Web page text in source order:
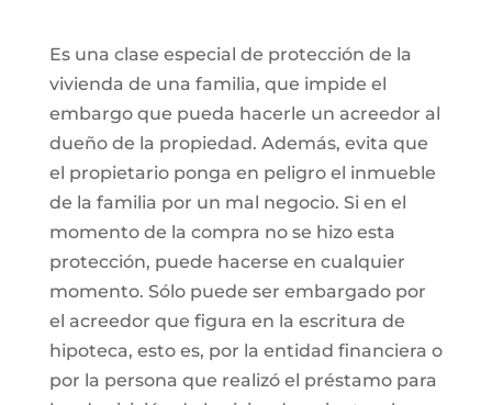
Es una clase especial de protección de la
vivienda de una familia, que impide el
embargo que pueda hacerle un acreedor al
dueño de la propiedad. Además, evita que
el propietario ponga en peligro el inmueble
de la familia por un mal negocio. Si en el
momento de la compra no se hizo esta
protección, puede hacerse en cualquier
momento. Sólo puede ser embargado por
el acreedor que figura en la escritura de
hipoteca, esto es, por la entidad financiera o
por la persona que realizó el préstamo para